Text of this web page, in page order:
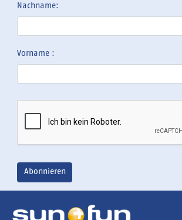
Nachname:
Vorname :